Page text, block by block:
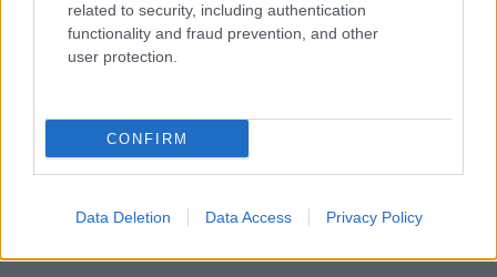
related to security, including authentication
functionality and fraud prevention, and other
user protection.
CONFIRM
Data Deletion Data Access Privacy Policy
Ikrekre gyermekáldás, a Mérlegekre nagy
sorsfordulat vár a cigánykártya szerint. És